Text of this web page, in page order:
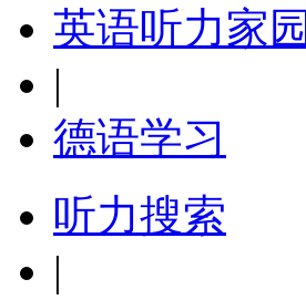
英语听力家园
|
德语学习
听力搜索
|